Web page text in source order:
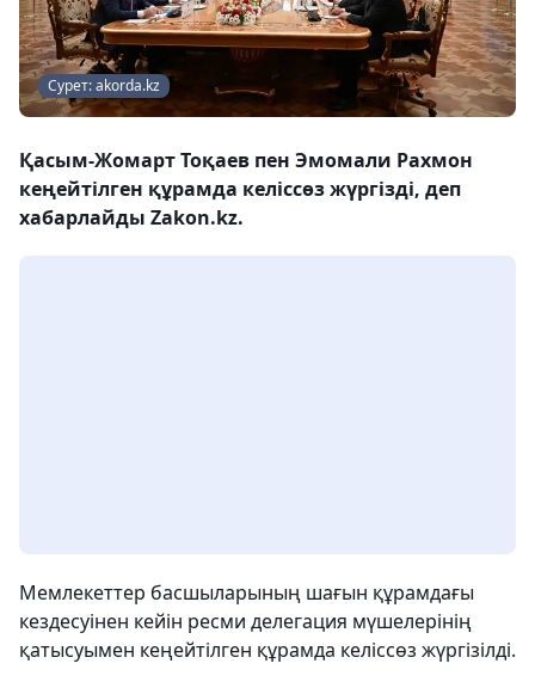
Сурет: akorda.kz
Қасым-Жомарт Тоқаев пен Эмомали Рахмон
кеңейтілген құрамда келіссөз жүргізді, деп
хабарлайды Zakon.kz.
Мемлекеттер басшыларының шағын құрамдағы
кездесуінен кейін ресми делегация мүшелерінің
қатысуымен кеңейтілген құрамда келіссөз жүргізілді.